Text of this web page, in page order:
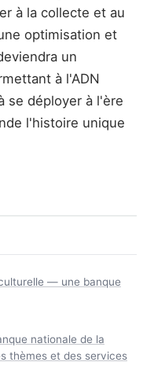
à la collecte et au
optimisation et
un
à l'ADN
se déployer à l'ère
l'histoire unique
— une banque
nationale de la
thèmes et des services